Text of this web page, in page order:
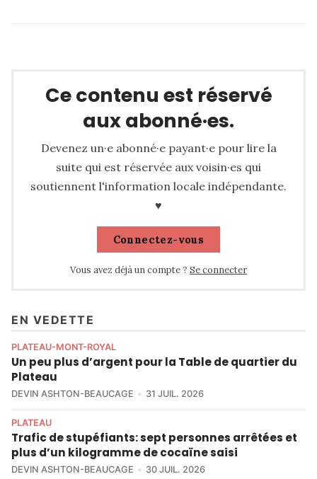
Ce contenu est réservé
aux abonné·es.
Devenez un·e abonné·e payant·e pour lire la
suite qui est réservée aux voisin·es qui
soutiennent l'information locale indépendante.
♥
Connectez-vous
Vous avez déjà un compte ? Se connecter
EN VEDETTE
PLATEAU-MONT-ROYAL
Un peu plus d’argent pour la Table de quartier du
Plateau
DEVIN ASHTON-BEAUCAGE 31 JUIL. 2026
PLATEAU
Trafic de stupéfiants: sept personnes arrêtées et
plus d’un kilogramme de cocaïne saisi
DEVIN ASHTON-BEAUCAGE 30 JUIL. 2026